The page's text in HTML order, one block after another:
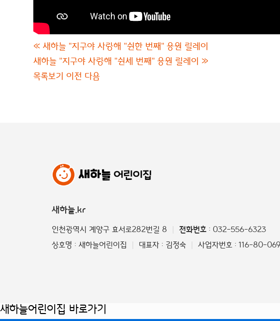
« 새하늘 "지구야 사랑해 "쉰한 번째" 응원 릴레이
새하늘 "지구야 사랑해 "쉰세 번째" 응원 릴레이 »
목록보기 이전 다음
새하늘.kr
인천광역시 계양구 효서로282번길 8 전화번호 : 032-556-6323
상호명 : 새하늘어린이집
대표자 : 김정숙 사업자번호 : 116-80-
새하늘어린이집 바로가기